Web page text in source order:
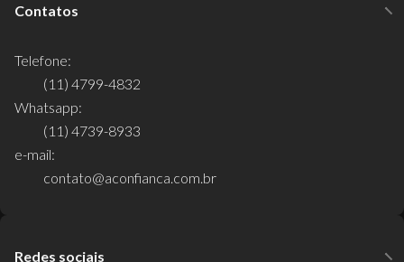
Contatos
Telefone:
(11) 4799-4832
Whatsapp:
(11) 4739-8933
e-mail:
contato@aconfianca.com.br
Redes sociais